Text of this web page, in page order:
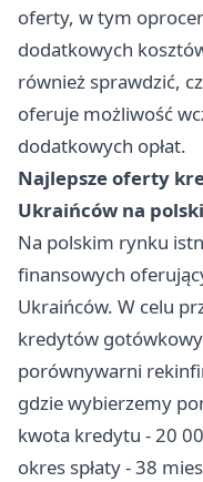
oferty, w tym
dodatkowych
również sprawdzić,
oferuje możliwość
dodatkowych opłat.
Najlepsze oferty
Ukraińców na
Na polskim rynku
finansowych
Ukraińców. W celu
kredytów
porównywarni
gdzie wybierzemy
kwota kredytu - 20
okres spłaty - 38